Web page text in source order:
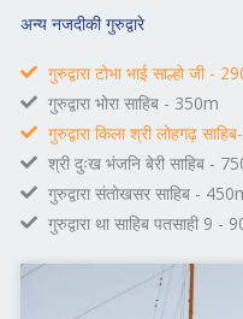
अन्य नजदीकी गुरुद्वारे
गुरुद्वारा टोभा भाई साल्हो जी -
गुरुद्वारा भोरा साहिब - 350m
गुरुद्वारा किला श्री लोहगढ़
श्री दुःख भंजनि बेरी साहिब -
गुरुद्वारा संतोखसर साहिब -
गुरुद्वारा था साहिब पतसाही 9 -